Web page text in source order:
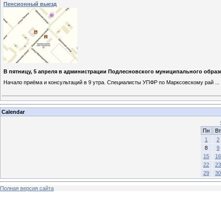
Пенсионный выезд
В пятницу, 5 апреля в администрации Подлесновского муниципального
Начало приёма и консультаций в 9 утра. Специалисты УПФР по Марксовскому рай
Calendar
Пн
Вт
1
2
8
9
15
16
22
23
29
30
Полная версия сайта